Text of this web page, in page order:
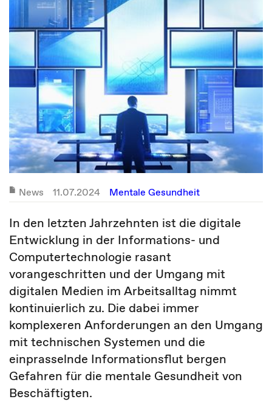
News 11.07.2024 Mentale Gesundheit
In den letzten Jahrzehnten ist die digitale
Entwicklung in der Informations- und
Computertechnologie rasant
vorangeschritten und der Umgang mit
digitalen Medien im Arbeitsalltag nimmt
kontinuierlich zu. Die dabei immer
komplexeren Anforderungen an den Umgang
mit technischen Systemen und die
einprasselnde Informationsflut bergen
Gefahren für die mentale Gesundheit von
Beschäftigten.